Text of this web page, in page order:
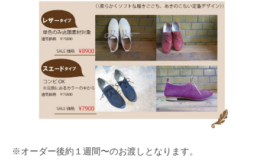
※オーダー後約１週間〜のお渡しとなります。